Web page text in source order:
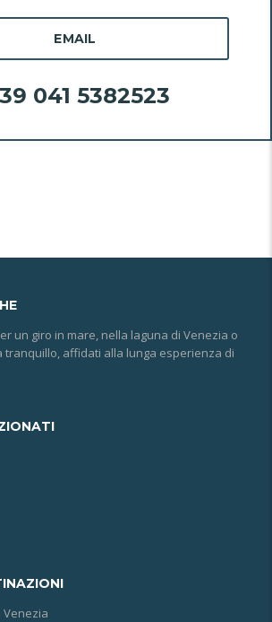
EMAIL
041 5382523
un giro in mare, nella laguna di Venezia o
tranquillo, affidati alla lunga esperienza di
Venezia